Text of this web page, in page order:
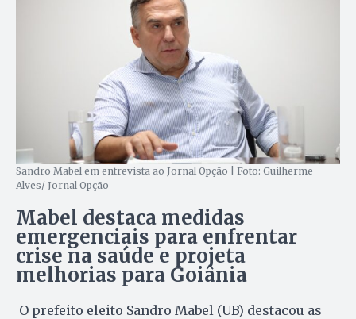
Sandro Mabel em entrevista ao Jornal Opção | Foto: Guilherme
Alves/ Jornal Opção
Mabel destaca medidas
emergenciais para enfrentar
crise na saúde e projeta
melhorias para Goiânia
O prefeito eleito Sandro Mabel (UB) destacou as